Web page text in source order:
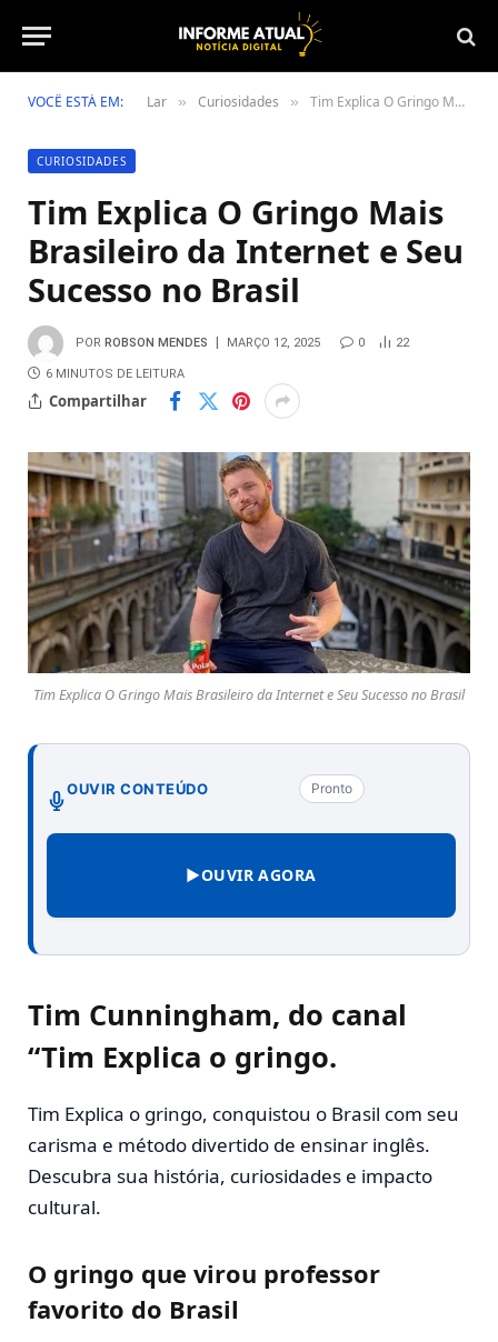
VOCÊ ESTÁ EM: Lar » Curiosidades » Tim Explica O Gringo Mais Brasileiro da Internet e Seu Sucesso no Brasil
CURIOSIDADES
Tim Explica O Gringo Mais
Brasileiro da Internet e Seu
Sucesso no Brasil
POR ROBSON MENDES MARÇO 12, 2025 0 22
6 MINUTOS DE LEITURA
Compartilhar
Tim Explica O Gringo Mais Brasileiro da Internet e Seu Sucesso no Brasil
OUVIR CONTEÚDO Pronto
▶OUVIR AGORA
Tim Cunningham, do canal
“Tim Explica o gringo.
Tim Explica o gringo, conquistou o Brasil com seu
carisma e método divertido de ensinar inglês.
Descubra sua história, curiosidades e impacto
cultural.
O gringo que virou professor
favorito do Brasil